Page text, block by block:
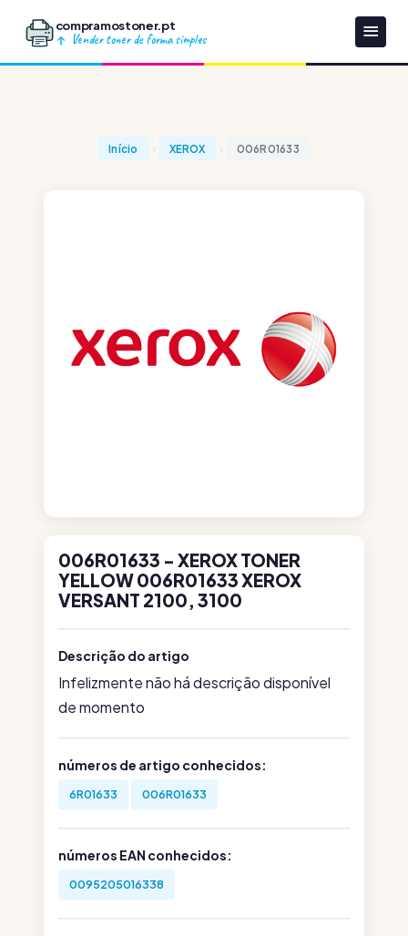
compramostoner.pt
Vender toner de forma simples
Início XEROX 006R01633
006R01633 - XEROX TONER
YELLOW 006R01633 XEROX
VERSANT 2100, 3100
Descrição do artigo
Infelizmente não há descrição disponível
de momento
números de artigo conhecidos:
6R01633 006R01633
números EAN conhecidos:
0095205016338